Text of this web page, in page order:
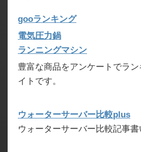
gooランキング
電気圧力鍋
ランニングマシン
豊富な商品をアンケートでラ
イトです。
ウォーターサーバー比較plus
ウォーターサーバー比較記事書